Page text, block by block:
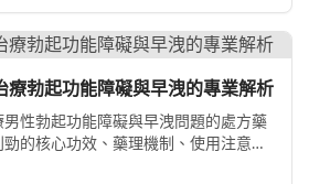
療勃起功能障礙與早洩的專業解析
性勃起功能障礙與早洩問題的處方藥
的核心功效、藥理機制、使用注意事